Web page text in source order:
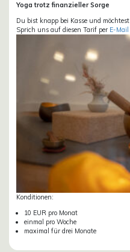
Yoga trotz finanzieller Sorge
Du bist knapp bei Kasse und
Sprich uns auf diesen Tarif per E-Mail
Konditionen:
10 EUR pro Monat
einmal pro Woche
maximal für drei Monate